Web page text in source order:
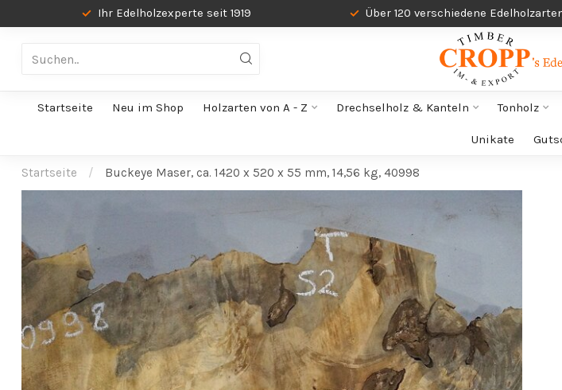
Ihr Edelholzexperte seit 1919 Über 120 verschiedene
Startseite Neu im Shop Holzarten von A - Z Drechselholz & Kanteln Tonholz
Unikate
Startseite / Buckeye Maser, ca. 1420 x 520 x 55 mm, 14,56 kg, 40998